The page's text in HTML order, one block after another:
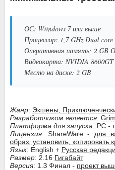
ОС: Wiindows 7 или выше
Процессор: 1,7 GHz Dual core
Оперативная память: 2 GB
Видеокарта: NVIDIA 8600GT
Место на диске: 2 GB
Жанр: Экшены,
Разработчиком является:
Платформа для запуска: PC -
Лицензия: ShareWare - для
образ, установить, копировать
Язык: English + Русская
Размер: 2.16 Гигабайт
Версия: 1.3 Финал - проект